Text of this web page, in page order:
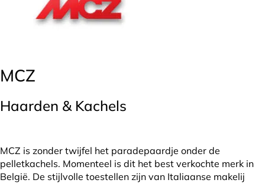
MCZ
Haarden & Kachels
MCZ is zonder twijfel het paradepaardje onder de
pelletkachels. Momenteel is dit het best verkochte merk in
België. De stijlvolle toestellen zijn van Italiaanse makelij